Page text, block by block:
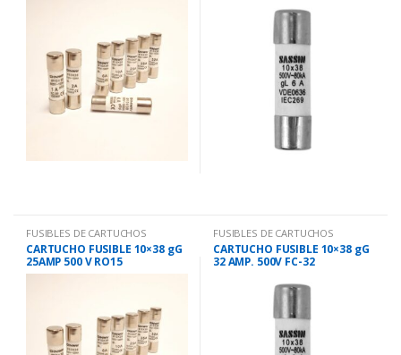
FUSIBLES DE CARTUCHOS
CARTUCHO FUSIBLE 10×38 gG
25AMP 500 V RO15
FUSIBLES DE CARTUCHOS
CARTUCHO FUSIBLE 10×38 gG
32 AMP. 500V FC-32